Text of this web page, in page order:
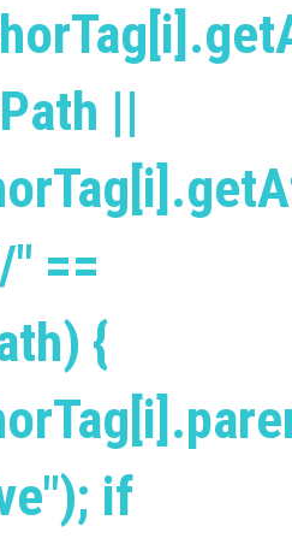
||
" ==
{
if